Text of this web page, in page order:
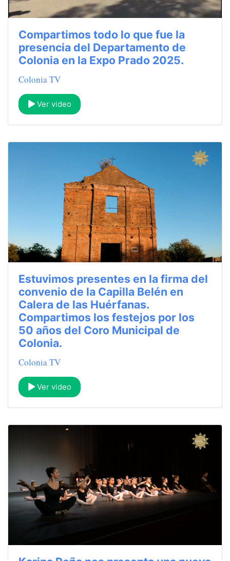
Compartimos todo lo que fue la
presencia del Departamento de
Colonia en la Expo Prado 2025.
Colonia TV
Ver video
Estuvimos presentes en la firma del
convenio de la Capilla Belén en
Calera de las Huérfanas.
Compartimos los festejos por los
50 años del Coro Municipal de
Colonia.
Colonia TV
Ver video